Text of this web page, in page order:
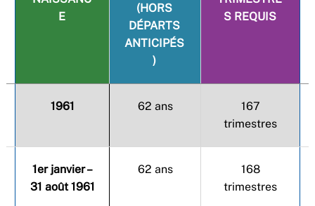
E
(HORS
DÉPARTS
ANTICIPÉS
)
S REQUIS
1961 62 ans
167
trimestres
1er janvier –
31 août 1961
62 ans
168
trimestres